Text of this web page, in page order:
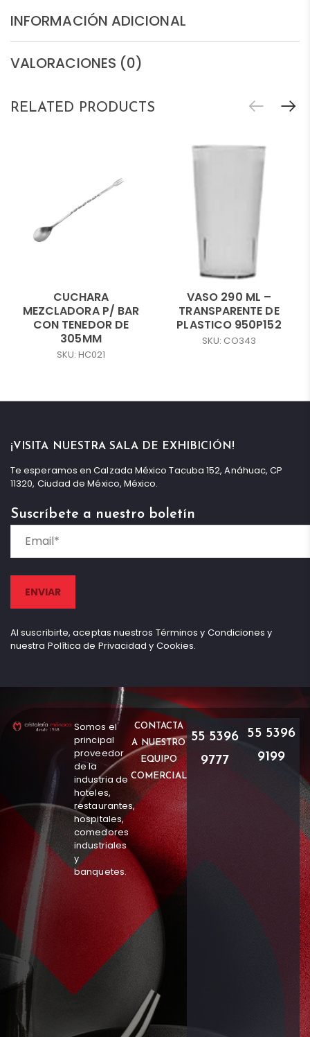
INFORMACIÓN ADICIONAL
VALORACIONES (0)
RELATED PRODUCTS
CUCHARA
MEZCLADORA P/ BAR
CON TENEDOR DE
305MM
SKU: HC021
VASO 290 ML –
TRANSPARENTE DE
PLASTICO 950P152
SKU: CO343
¡VISITA NUESTRA SALA DE EXHIBICIÓN!
Te esperamos en Calzada México Tacuba 152, Anáhuac, CP
11320, Ciudad de México, México.
Suscríbete a nuestro boletín
Al suscribirte, aceptas nuestros Términos y Condiciones y
nuestra Política de Privacidad y Cookies.
Somos el
principal
proveedor
de la
industria de
hoteles,
restaurantes,
hospitales,
comedores
industriales
y
banquetes.
CONTACTA
A NUESTRO
EQUIPO
COMERCIAL
55 5396
9777
55 5396
9199